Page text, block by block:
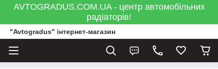
AVTOGRADUS.COM.UA - центр автомобільних
радіаторів!
"Avtogradus" інтернет-магазин